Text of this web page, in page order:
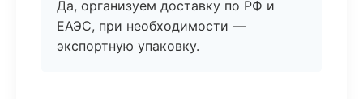
Да, организуем доставку по РФ и
ЕАЭС, при необходимости —
экспортную упаковку.